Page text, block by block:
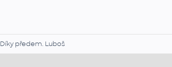
Díky předem. Luboš